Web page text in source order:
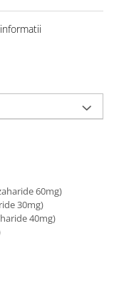
60mg)
30mg)
40mg)